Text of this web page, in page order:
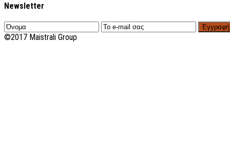
Newsletter
Εγγραφή
©2017 Maistrali Group